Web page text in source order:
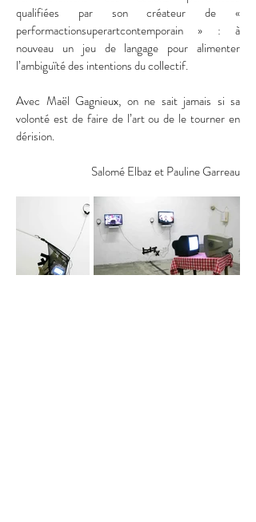
qualifiées par son créateur de «
performactionsuperartcontemporain » : à
nouveau un jeu de langage pour alimenter
l’ambiguïté des intentions du collectif.
Avec Maël Gagnieux, on ne sait jamais si sa
volonté est de faire de l’art ou de le tourner en
dérision.
Salomé Elbaz et Pauline Garreau